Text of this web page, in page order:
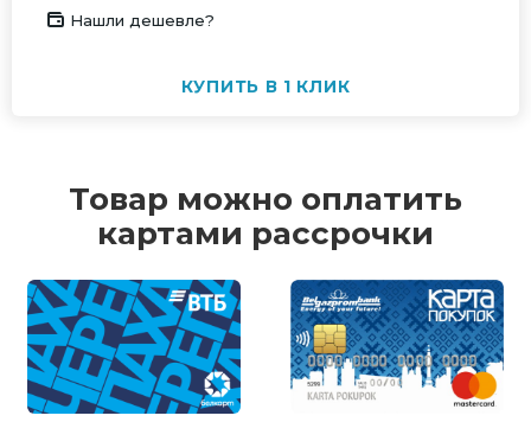
Нашли дешевле?
КУПИТЬ В 1 КЛИК
Товар можно оплатить
картами рассрочки